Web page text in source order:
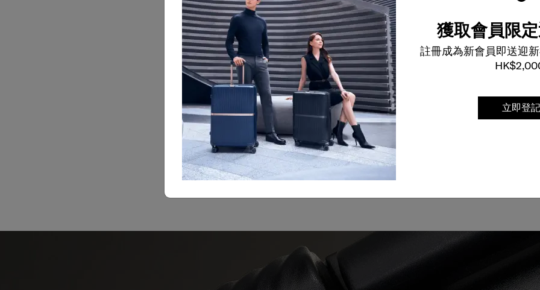
獲取會員限
註冊成為新會員即送迎
立即登記
本網站顯示的產品尺
色只供參考，並可能
實物之顏色不同。